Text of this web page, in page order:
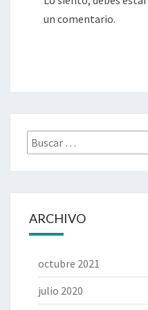
un comentario.
Buscar
por:
ARCHIVO
octubre 2021
julio 2020